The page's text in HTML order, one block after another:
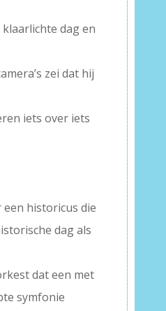
dag en
zei dat hij
iets over iets
een historicus die
dag als
dat een met
symfonie